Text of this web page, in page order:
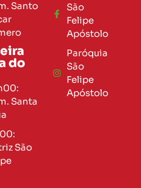
Santo
do
Santa
São
São
Felipe
Apóstolo
Paróquia
São
Felipe
Apóstolo